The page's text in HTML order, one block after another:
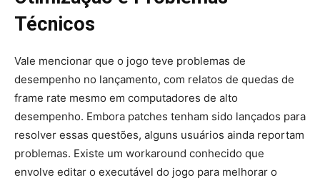
Técnicos
Vale mencionar que o jogo teve problemas de
desempenho no lançamento, com relatos de quedas de
frame rate mesmo em computadores de alto
desempenho. Embora patches tenham sido lançados para
resolver essas questões, alguns usuários ainda reportam
problemas. Existe um workaround conhecido que
envolve editar o executável do jogo para melhorar o